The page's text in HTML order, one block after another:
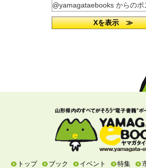
@yamagataebooks からのポ
Xを表示 ≫
トップ ブック イベント 特集